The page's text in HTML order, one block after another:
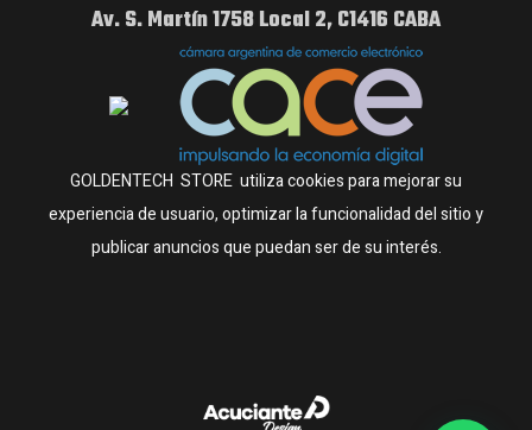
Av. S. Martín 1758 Local 2, C1416 CABA
GOLDENTECH STORE utiliza cookies para mejorar su
experiencia de usuario, optimizar la funcionalidad del sitio y
publicar anuncios que puedan ser de su interés.